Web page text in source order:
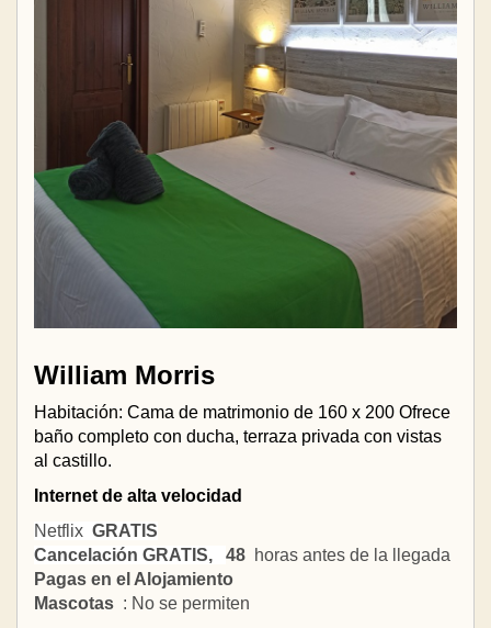
William Morris
Habitación: Cama de matrimonio de 160 x 200 Ofrece
baño completo con ducha, terraza privada con vistas
al castillo.
Internet de alta velocidad
Netflix GRATIS
Cancelación GRATIS, 48 horas antes de la llegada
Pagas en el Alojamiento
Mascotas : No se permiten